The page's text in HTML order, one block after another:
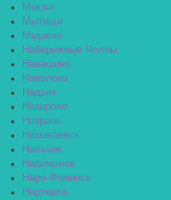
Мыски
Мытищи
Мышкин
Набережные Челны
Навашино
Наволоки
Надым
Назарово
Назрань
Называевск
Нальчик
Нариманов
Наро-Фоминск
Нарткала